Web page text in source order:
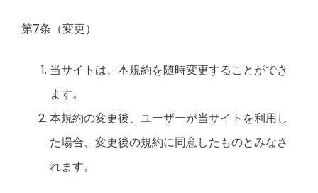
第7条（変更）
当サイトは、本規約を随時変更することができ
ます。
本規約の変更後、ユーザーが当サイトを利用し
た場合、変更後の規約に同意したものとみなさ
れます。